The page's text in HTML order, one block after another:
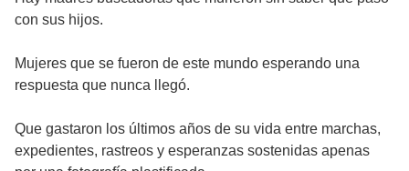
con sus hijos.
Mujeres que se fueron de este mundo esperando una
respuesta que nunca llegó.
Que gastaron los últimos años de su vida entre marchas,
expedientes, rastreos y esperanzas sostenidas apenas